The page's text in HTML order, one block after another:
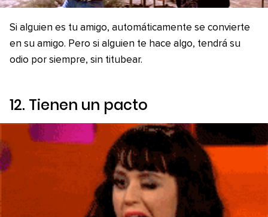
Si alguien es tu amigo, automáticamente se convierte
en su amigo. Pero si alguien te hace algo, tendrá su
odio por siempre, sin titubear.
12. Tienen un pacto